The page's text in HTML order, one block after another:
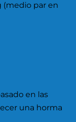
(medio par en
en las
una horma